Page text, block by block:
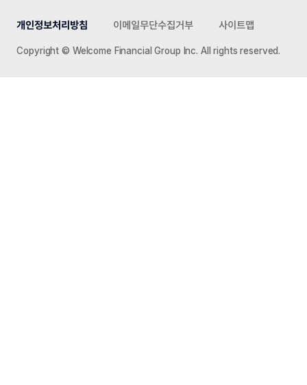
개인정보처리방침 이메일무단수집거부 사이트맵
Copyright © Welcome Financial Group Inc. All rights reserved.